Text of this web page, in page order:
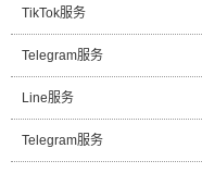
TikTok服务
Telegram服务
Line服务
Telegram服务